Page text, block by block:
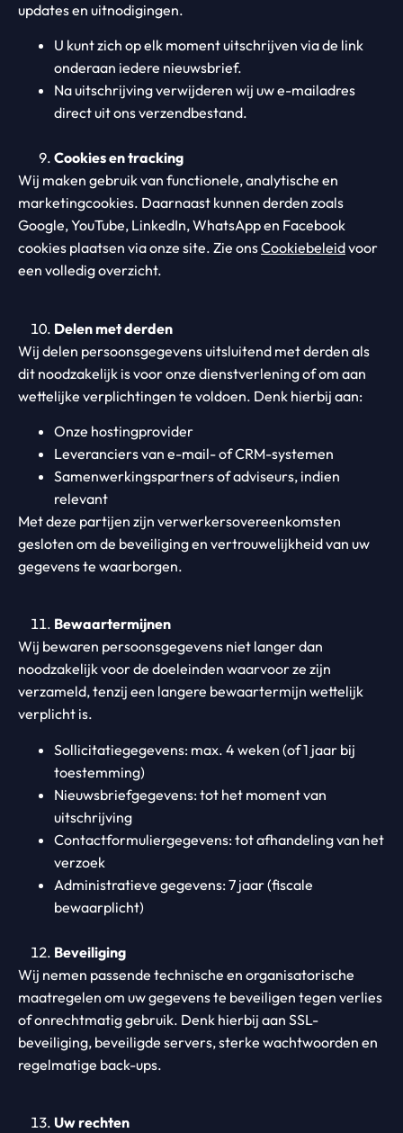
updates en uitnodigingen.
U kunt zich op elk moment uitschrijven via de link
onderaan iedere nieuwsbrief.
Na uitschrijving verwijderen wij uw e-mailadres
direct uit ons verzendbestand.
Cookies en tracking
Wij maken gebruik van functionele, analytische en
marketingcookies. Daarnaast kunnen derden zoals
Google, YouTube, LinkedIn, WhatsApp en Facebook
cookies plaatsen via onze site. Zie onsCookiebeleidvoor
een volledig overzicht.
Delen met derden
Wij delen persoonsgegevens uitsluitend met derden als
dit noodzakelijk is voor onze dienstverlening of om aan
wettelijke verplichtingen te voldoen. Denk hierbij aan:
Onze hostingprovider
Leveranciers van e-mail- of CRM-systemen
Samenwerkingspartners of adviseurs, indien
relevant
Met deze partijen zijn verwerkersovereenkomsten
gesloten om de beveiliging en vertrouwelijkheid van uw
gegevens te waarborgen.
Bewaartermijnen
Wij bewaren persoonsgegevens niet langer dan
noodzakelijk voor de doeleinden waarvoor ze zijn
verzameld, tenzij een langere bewaartermijn wettelijk
verplicht is.
Sollicitatiegegevens: max. 4 weken (of 1 jaar bij
toestemming)
Nieuwsbriefgegevens: tot het moment van
uitschrijving
Contactformuliergegevens: tot afhandeling van het
verzoek
Administratieve gegevens: 7 jaar (fiscale
bewaarplicht)
Beveiliging
Wij nemen passende technische en organisatorische
maatregelen om uw gegevens te beveiligen tegen verlies
of onrechtmatig gebruik. Denk hierbij aan SSL-
beveiliging, beveiligde servers, sterke wachtwoorden en
regelmatige back-ups.
Uw rechten